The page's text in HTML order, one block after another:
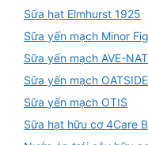
Sữa hạt Elmhurst 1925
Sữa yến mạch Minor
Sữa yến mạch AVE-
Sữa yến mạch OATSIDE
Sữa yến mạch OTIS
Sữa hạt hữu cơ 4Care